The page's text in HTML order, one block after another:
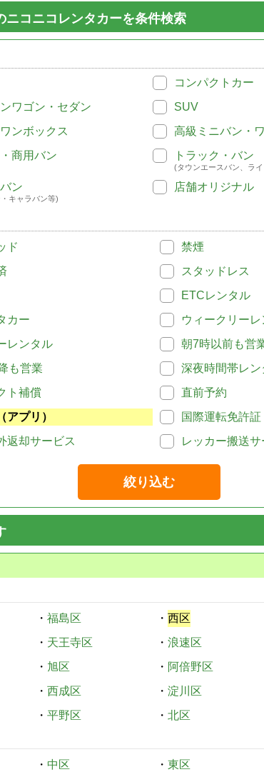
ニコニコレンタカーを条件検索
コンパクトカー
ワゴン・セダン
SUV
ンボックス
高級ミニバン・
商用バン
トラック・バン
(タウンエースバン、ラ
ン
キャラバン等)
店舗オリジナル
ド
禁煙
スタッドレス
ETCレンタル
カー
ウィークリー
レンタル
朝7時以前も営
も営業
深夜時間帯レン
ト補償
直前予約
アプリ）
国際運転免許証
返却サービス
レッカー搬送サ
絞り込む
・ 福島区 ・ 西区
・ 天王寺区 ・ 浪速区
・ 旭区 ・ 阿倍野区
・ 西成区 ・ 淀川区
・ 平野区 ・ 北区
・ 中区 ・ 東区